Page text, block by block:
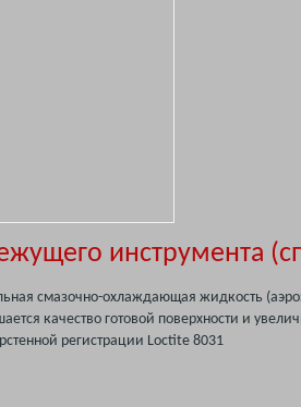
инструмента
смазочно-охлаждающая жидкость
качество готовой поверхности и
регистрации Loctite 8031